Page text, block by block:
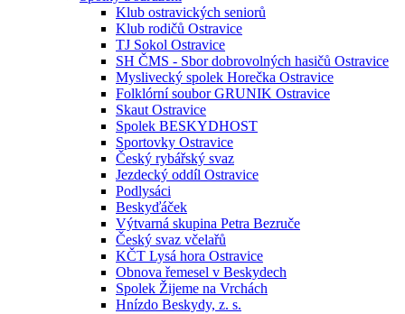
Klub ostravických seniorů
Klub rodičů Ostravice
TJ Sokol Ostravice
SH ČMS - Sbor dobrovolných hasičů Ostravice
Myslivecký spolek Horečka Ostravice
Folklórní soubor GRUNIK Ostravice
Skaut Ostravice
Spolek BESKYDHOST
Sportovky Ostravice
Český rybářský svaz
Jezdecký oddíl Ostravice
Podlysáci
Beskyďáček
Výtvarná skupina Petra Bezruče
Český svaz včelařů
KČT Lysá hora Ostravice
Obnova řemesel v Beskydech
Spolek Žijeme na Vrchách
Hnízdo Beskydy, z. s.